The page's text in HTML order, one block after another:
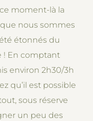
moment-là la
nous sommes
étonnés du
! En comptant
environ 2h30/3h
qu’il est possible
sous réserve
un peu des